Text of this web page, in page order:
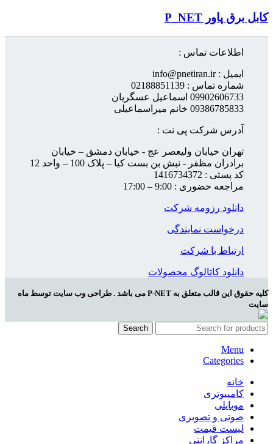
کابل برق پاور P_NET
اطلاعات تماس :
ایمیل : info@pnetiran.ir
شماره تماس : 02188851139
09902606733 اسماعیل عسگریان
09386785833 خانم میراسماعیلی
آدرس شرکت پی نت :
تهران خیابان ولیعصر عج - خیابان دمشق – خیابان
برادران مظفر - نبش بن بست کیا – پلاک 100 – واحد 12
کد پستی : 1416734372
مراجعه حضوری : 9:00 – 17:00
دانلود رزومه شرکت
درخواست نمایندگی
ارتباط با شرکت
دانلود کاتالوگ محصولات
کلیه حقوق این قالب متعلق به P-NET می باشد . طراحی وب سایت توسط ماه
سایت
Search
Menu
Categories
خانه
کامپیوتری
موبایلی
صوتی و تصویری
لیست قیمت
مراکز گارانتی